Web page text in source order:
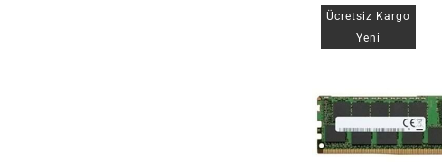
Ücretsiz Kargo
Yeni